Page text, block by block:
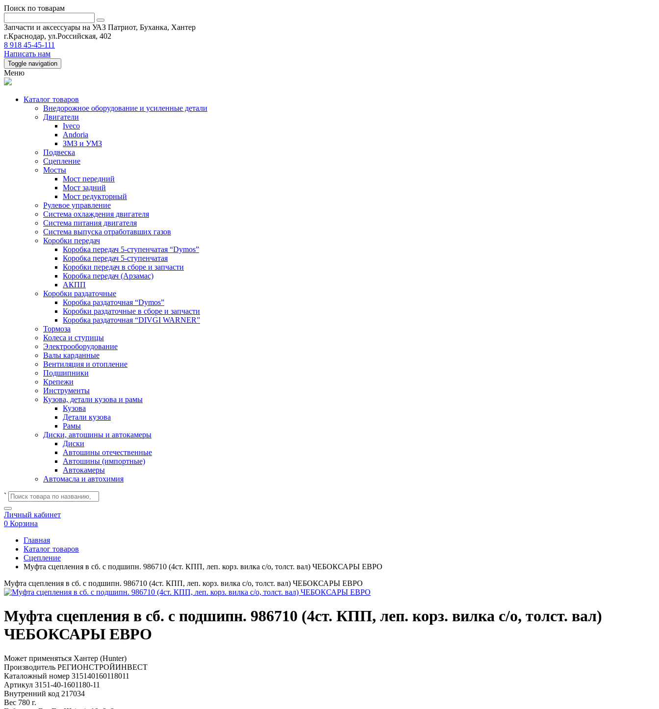
Поиск по товарам
Запчасти и аксессуары на УАЗ Патриот, Буханка, Хантер
г.Краснодар, ул.Российская, 402
8 918 45-45-111
Написать нам
Toggle navigation
Меню
Каталог товаров
Внедорожное оборудование и усиленные детали
Двигатели
Iveco
Andoria
ЗМЗ и УМЗ
Подвеска
Сцепление
Мосты
Мост передний
Мост задний
Мост редукторный
Рулевое управление
Система охлаждения двигателя
Система питания двигателя
Система выпуска отработавших газов
Коробки передач
Коробка передач 5-ступенчатая “Dymos”
Коробка передач 5-ступенчатая
Коробки передач в сборе и запчасти
Коробка передач (Арзамас)
АКПП
Коробки раздаточные
Коробка раздаточная “Dymos”
Коробки раздаточные в сборе и запчасти
Коробка раздаточная “DIVGI WARNER”
Тормоза
Колеса и ступицы
Электрооборудование
Валы карданные
Вентиляция и отопление
Подшипники
Крепежи
Инструменты
Кузова, детали кузова и рамы
Кузова
Детали кузова
Рамы
Диски, автошины и автокамеры
Диски
Автошины отечественные
Автошины (импортные)
Автокамеры
Автомасла и автохимия
`
Личный кабинет
0 Корзина
Главная
Каталог товаров
Сцепление
Муфта сцепления в сб. с подшипн. 986710 (4ст. КПП, леп. корз. вилка с/о, толст. вал) ЧЕБОКСАРЫ ЕВРО
Муфта сцепления в сб. с подшипн. 986710 (4ст. КПП, леп. корз. вилка с/о, толст. вал) ЧЕБОКСАРЫ ЕВРО
Муфта сцепления в сб. с подшипн. 986710 (4ст. КПП, леп. корз. вилка с/о, толст. вал)
ЧЕБОКСАРЫ ЕВРО
Может применяться Хантер (Hunter)
Производитель РЕГИОНСТРОЙИНВЕСТ
Каталожный номер 315140160118011
Артикул 3151-40-1601180-11
Внутренний код 217034
Вес 780 г.